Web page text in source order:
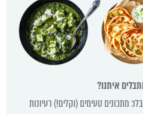
איתנו?
מתכונים טעימים (וקלים!) רעיונות